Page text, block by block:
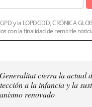
y la LOPDGDD, CRÓNICA
con la finalidad de remitirle
cierra la actual
a la infancia y la
renovado